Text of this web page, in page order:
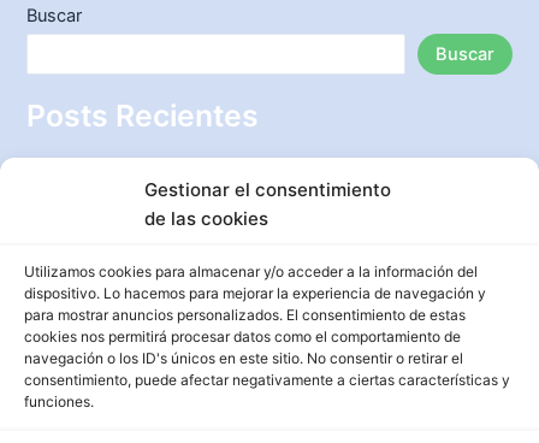
Gestionar el consentimiento
de las cookies
Utilizamos cookies para almacenar y/o acceder a la información del
dispositivo. Lo hacemos para mejorar la experiencia de navegación y
para mostrar anuncios personalizados. El consentimiento de estas
cookies nos permitirá procesar datos como el comportamiento de
navegación o los ID's únicos en este sitio. No consentir o retirar el
consentimiento, puede afectar negativamente a ciertas características y
funciones.
de
10
Buscar
Buscar
Posts Recientes
creativa y lucirte esta temporada
Ideas creativas para decorar una habitación pequeña y
Transforma tu jardín con piedras decorativas: Aprende
cómo ponerlas paso a paso
Ideas fabulosas para decorar una terraza y convertirla en
un oasis de encanto